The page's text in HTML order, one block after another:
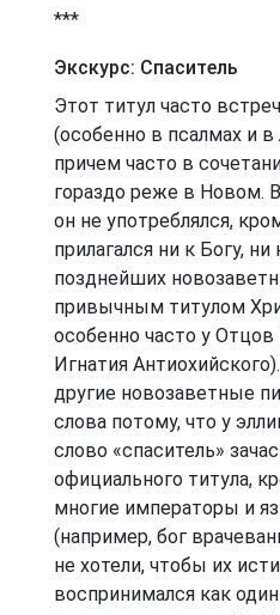
***
Экскурс: Спаситель
Этот титул часто
(особенно в псалмах и
причем часто в
гораздо реже в Новом.
он не употреблялся,
прилагался ни к Богу,
позднейших
привычным титулом
особенно часто у
Игнатия
другие новозаветные
слова потому, что у
слово «спаситель»
официального титула,
многие императоры и
(например, бог
не хотели, чтобы их
воспринимался как